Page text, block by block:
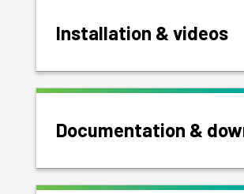
Installation & videos
Documentation &